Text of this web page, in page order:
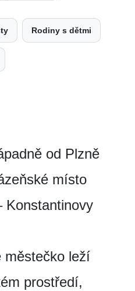
Rodiny s dětmi
od Plzně
místo
Konstantinovy
městečko leží
prostředí,